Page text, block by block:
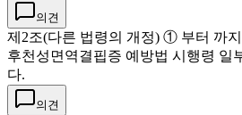
의견
제2조(다른 법령의 개정) ① 부터 까
후천성면역결핍증 예방법 시행령 일
다.
의견